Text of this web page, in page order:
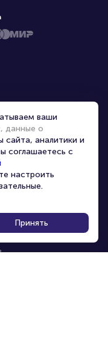
42-62
ваши
данные о
сайта, аналитики и
соглашаетесь с
настроить
Принять